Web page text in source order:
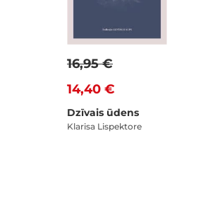
14,40 €
16,95 €
Dzīvais ūdens
Klarisa Lispektore